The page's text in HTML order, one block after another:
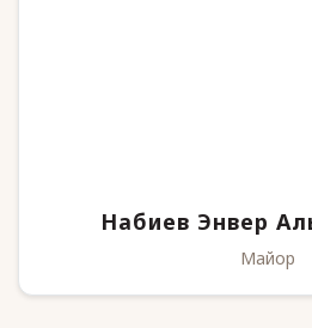
Набиев Энвер
Майор